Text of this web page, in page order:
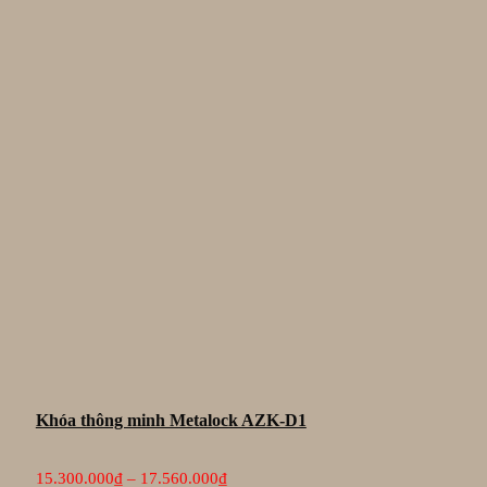
Khóa thông minh Metalock AZK-D1
15.300.000₫ – 17.560.000₫Khoảng